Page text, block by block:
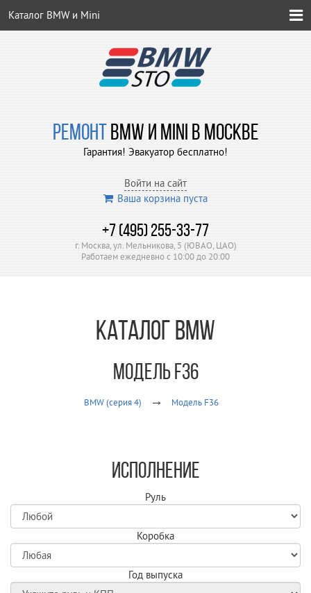
Каталог BMW и Mini
РЕМОНТBMW И MINI В МОСКВЕ
Гарантия! Эвакуатор бесплатно!
Войти на сайт
Ваша корзина пуста
+7 (495) 255-33-77
г. Москва, ул. Мельникова, 5 (ЮВАО, ЦАО)
Работаем ежедневно с 10:00 до 20:00
Каталог BMW
Модель F36
BMW (серия 4) Модель F36
Исполнение
Руль
Коробка
Год выпуска